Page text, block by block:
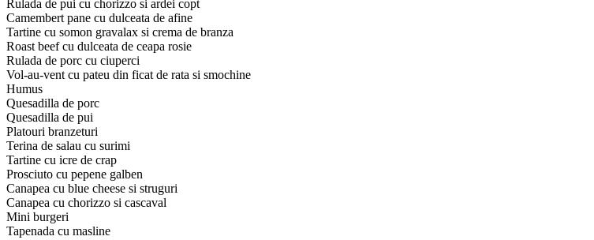
Rulada de pui cu chorizzo si ardei copt
Camembert pane cu dulceata de afine
Tartine cu somon gravalax si crema de branza
Roast beef cu dulceata de ceapa rosie
Rulada de porc cu ciuperci
Vol-au-vent cu pateu din ficat de rata si smochine
Humus
Quesadilla de porc
Quesadilla de pui
Platouri branzeturi
Terina de salau cu surimi
Tartine cu icre de crap
Prosciuto cu pepene galben
Canapea cu blue cheese si struguri
Canapea cu chorizzo si cascaval
Mini burgeri
Tapenada cu masline